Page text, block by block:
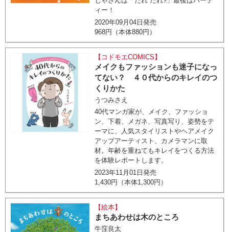
ィー！
2020年09月04日発売
968円（本体880円）
【コドモエCOMICS】
メイクもファッションも迷子になっ
てない？ ４０代からのキレイのつ
くりかた
うつみさえ
40代マンガ家が、メイク、ファッショ
ン、下着、メガネ、写真写り、姿勢をテ
ーマに、人気スタイリストやヘアメイク
アップアーティスト、カメラマンに取
材。年齢を重ねてもキレイをつくる方法
を体験レポートします。
2023年11月01日発売
1,430円（本体1,300円）
【絵本】
まちあわせは木のところ
牛窪良太